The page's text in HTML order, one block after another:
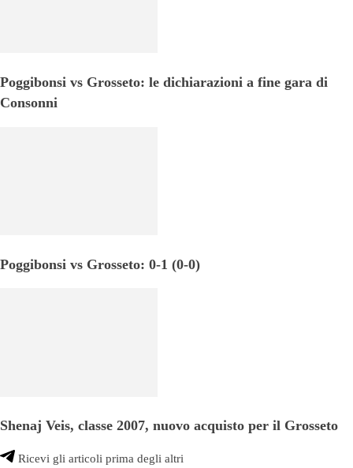
Poggibonsi vs Grosseto: le dichiarazioni a fine gara di
Consonni
Poggibonsi vs Grosseto: 0-1 (0-0)
Shenaj Veis, classe 2007, nuovo acquisto per il Grosseto
Ricevi gli articoli prima degli altri